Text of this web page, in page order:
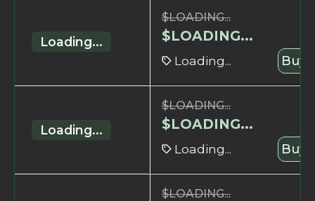
Loading...
$LOADING...
$LOADING...
Loading... Buy
Loading...
$LOADING...
$LOADING...
Loading... Buy
$LOADING...